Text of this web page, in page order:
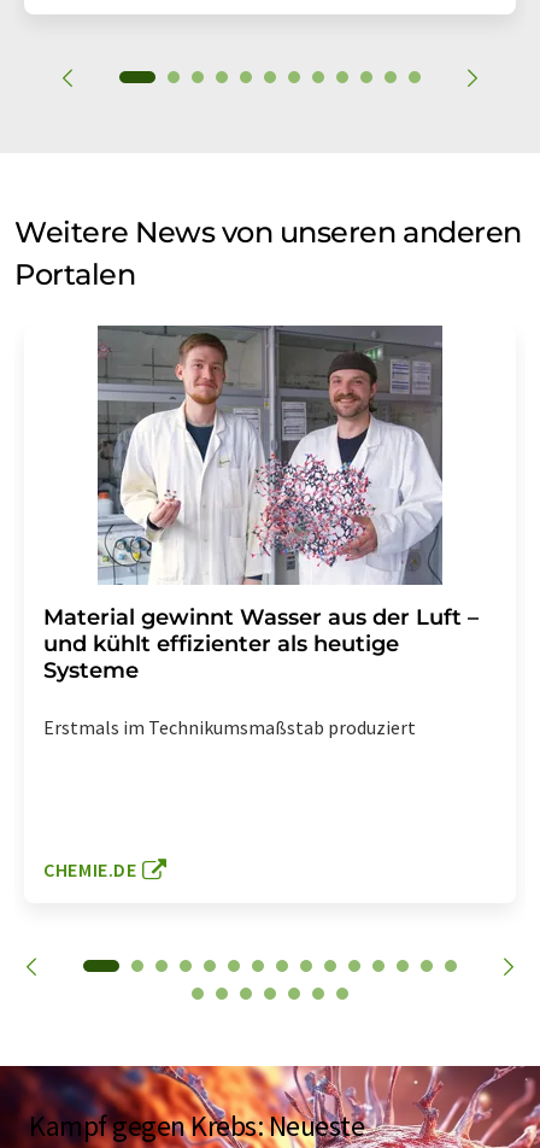
Weitere News von unseren anderen
Portalen
Material gewinnt Wasser aus der Luft –
und kühlt effizienter als heutige
Systeme
Erstmals im Technikumsmaßstab produziert
CHEMIE.DE
Kampf gegen Krebs: Neueste